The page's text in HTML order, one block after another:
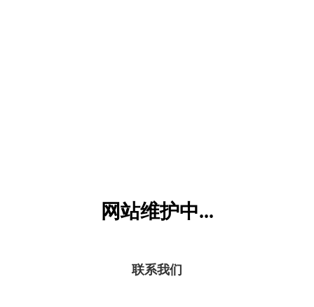
网站维护中...
联系我们